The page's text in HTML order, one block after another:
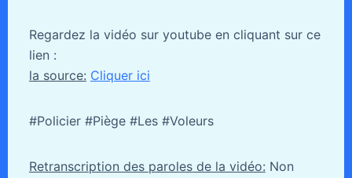
Regardez la vidéo sur youtube en cliquant sur ce
lien :
la source: Cliquer ici
#Policier #Piège #Les #Voleurs
Retranscription des paroles de la vidéo: Non